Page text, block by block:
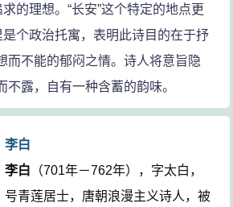
求的理想。“长安”这个特定的地点更
是个政治托寓，表明此诗目的在于抒
而不能的郁闷之情。诗人将意旨隐
不露，自有一种含蓄的韵味。
李白
李白 （701年－762年），字太白，
号青莲居士，唐朝浪漫主义诗人，被